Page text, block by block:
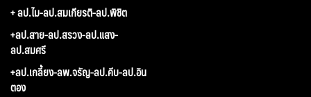
+ ลป.ไม-ลป.สมเกียรติ-ลป.พิชิต
+ลป.สาย-ลป.สรวง-ลป.แสง-
ลป.สมศรี
+ลป.เกลี้ยง-ลพ.จรัญ-ลป.คีบ-ลป.อิน
ตอง